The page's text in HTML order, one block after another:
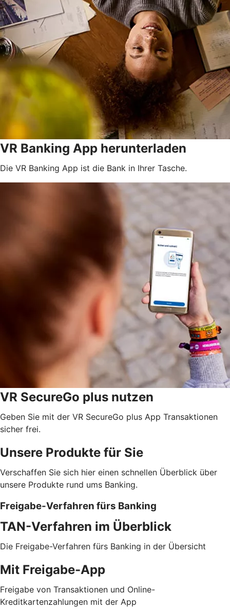
VR Banking App herunterladen
Die VR Banking App ist die Bank in Ihrer Tasche.
VR SecureGo plus nutzen
Geben Sie mit der VR SecureGo plus App Transaktionen
sicher frei.
Unsere Produkte für Sie
Verschaffen Sie sich hier einen schnellen Überblick über
unsere Produkte rund ums Banking.
Freigabe-Verfahren fürs Banking
TAN-Verfahren im Überblick
Die Freigabe-Verfahren fürs Banking in der Übersicht
Mit Freigabe-App
Freigabe von Transaktionen und Online-
Kreditkartenzahlungen mit der App